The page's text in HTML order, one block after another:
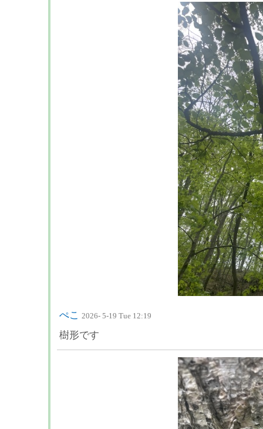
ぺこ 2026- 5-19 Tue 12:19
樹形です